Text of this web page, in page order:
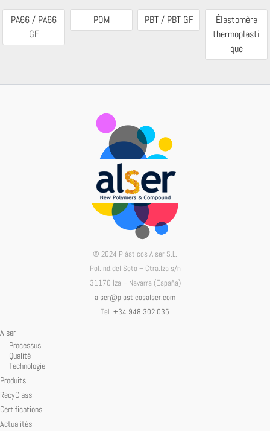
PA66 / PA66
GF
POM PBT / PBT GF
Élastomère
thermoplasti
que
© 2024 Plásticos Alser S.L.
Pol.Ind.del Soto – Ctra.Iza s/n
31170 Iza – Navarra (España)
alser@plasticosalser.com
Tel. +34 948 302 035
Alser
Processus
Qualité
Technologie
Produits
RecyClass
Certifications
Actualités